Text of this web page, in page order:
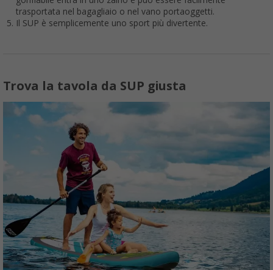
trasportata nel bagagliaio o nel vano portaoggetti.
Il SUP è semplicemente uno sport più divertente.
Trova la tavola da SUP giusta